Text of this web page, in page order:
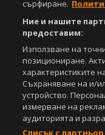
Съдържанието на този
под закрила на Закона за
Всички статии,
видео материали,
Спортал, освен ако
публикуване на текстови
Агенция Спортал,
www.sportal.bg.
публикувани в сайта, е
сърфиране.
Ние и нашите
предоставим:
Използване на
позициониране.
характеристиките
Съхраняване на и/
устройство.
измерване на
аудиторията и
Списък с